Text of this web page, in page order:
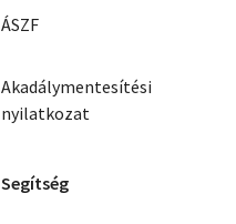
ÁSZF
Akadálymentesítési
nyilatkozat
Segítség